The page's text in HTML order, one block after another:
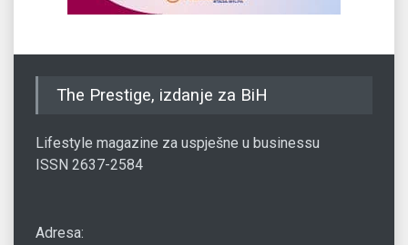
The Prestige, izdanje za BiH
Lifestyle magazine za uspješne u businessu
ISSN 2637-2584
Adresa: